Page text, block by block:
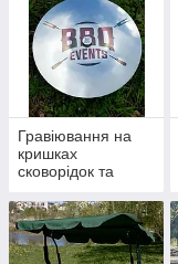
Гравіювання на
кришках
сковорідок та